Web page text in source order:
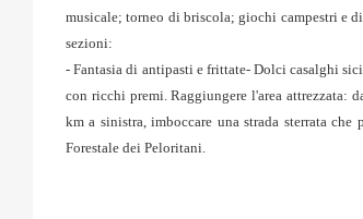
musicale; torneo di briscola; giochi campestri e
sezioni:
- Fantasia di antipasti e frittate- Dolci casalghi
con ricchi premi. Raggiungere l'area attrezzata:
km a sinistra, imboccare una strada sterrata
Forestale dei Peloritani.